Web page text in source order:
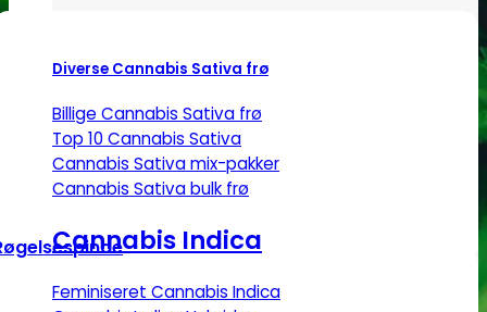
Diverse Cannabis Sativa frø
Billige Cannabis Sativa frø
Top 10 Cannabis Sativa
Cannabis Sativa mix-pakker
Cannabis Sativa bulk frø
Cannabis Indica
Feminiseret Cannabis Indica